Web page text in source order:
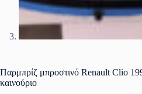
Παρμπρίζ μπροστινό Renault Clio
καινούριο